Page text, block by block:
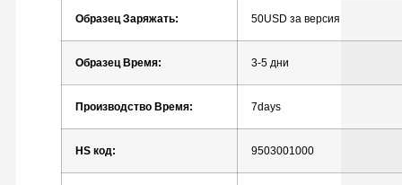
Образец Заряжать: 50USD за версия
Образец Время: 3-5 дни
Производство Время: 7days
HS код: 9503001000